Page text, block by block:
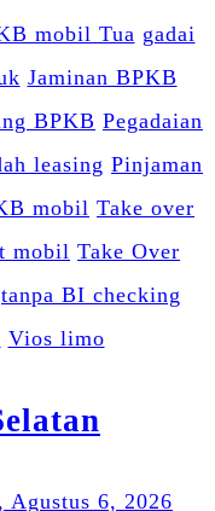
mobil Tua gadai
Jaminan BPKB
BPKB Pegadaian
leasing Pinjaman
mobil Take over
mobil Take Over
tanpa BI checking
Vios limo
Agustus 6, 2026